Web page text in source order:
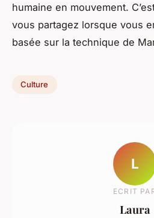
humaine en mouvement.
vous partagez lorsque vous
basée sur la technique de
Culture
L
ECRIT
Laura